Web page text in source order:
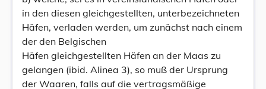
in den diesen gleichgestellten, unterbezeichneten
Häfen, verladen werden, um zunächst nach einem
der den Belgischen
Häfen gleichgestellten Häfen an der Maas zu
gelangen (ibid. Alinea 3), so muß der Ursprung
der Waaren, falls auf die vertragsmäßige